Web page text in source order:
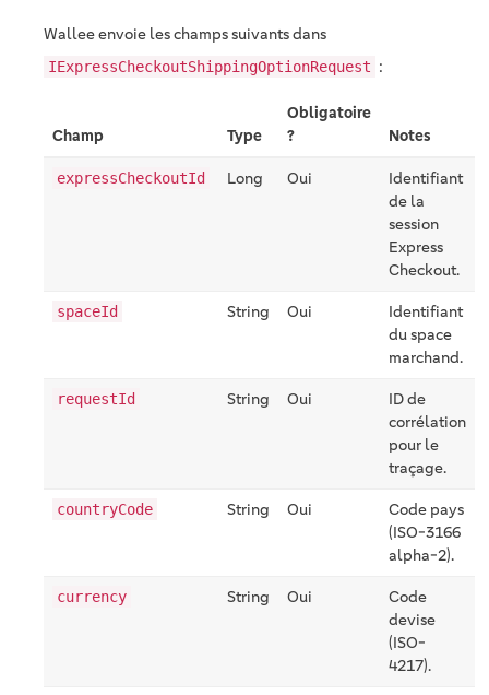
Wallee envoie les champs suivants dans
IExpressCheckoutShippingOptionRequest :
Champ Type
Obligatoire
?
Notes
expressCheckoutId Long Oui
Identifiant
de la
session
Express
Checkout.
spaceId String Oui
Identifiant
du space
marchand.
requestId String Oui
ID de
corrélation
pour le
traçage.
countryCode String Oui
Code pays
(ISO-3166
alpha-2).
currency String Oui
Code
devise
(ISO-
4217).